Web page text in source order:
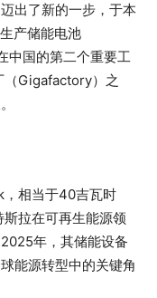
出了新的一步，于本
产储能电池
中国的第二个重要工
（Gigafactory）之
，相当于40吉瓦时
斯拉在可再生能源领
年，其储能设备
能源转型中的关键角